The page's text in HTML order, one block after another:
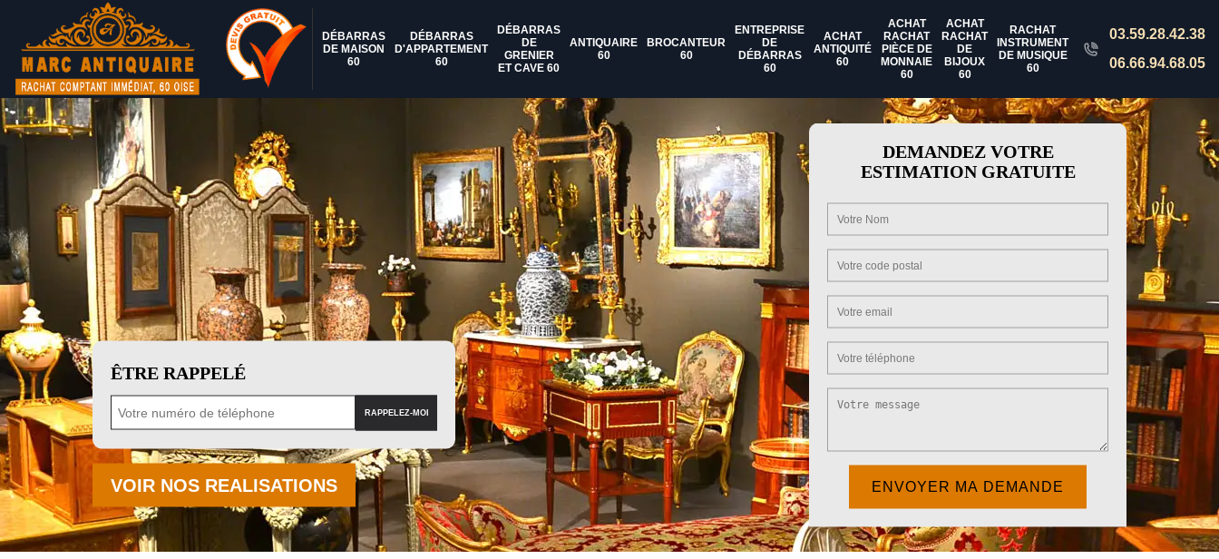
DÉBARRAS
DE MAISON
60
DÉBARRAS
D'APPARTEMENT
60
DÉBARRAS
DE
GRENIER
ET CAVE 60
ANTIQUAIRE
60
BROCANTEUR
60
ENTREPRISE
DE
DÉBARRAS
60
ACHAT
ANTIQUITÉ
60
ACHAT
RACHAT
PIÈCE DE
MONNAIE
60
ACHAT
RACHAT
DE
BIJOUX
60
RACHAT
INSTRUMENT
DE MUSIQUE
60
03.59.28.42.38
06.66.94.68.05
ÊTRE RAPPELÉ
VOIR NOS REALISATIONS
DEMANDEZ VOTRE
ESTIMATION GRATUITE